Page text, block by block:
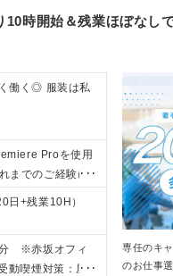
時開始＆残業ほぼなし
働く◎ 服装は私
Proを使用
までのご経験に
い！ ※ご経歴を
スムーズです！
+残業10H）
分 ※赤坂オフィ
喫煙対策：屋
専任のキ
のお仕事